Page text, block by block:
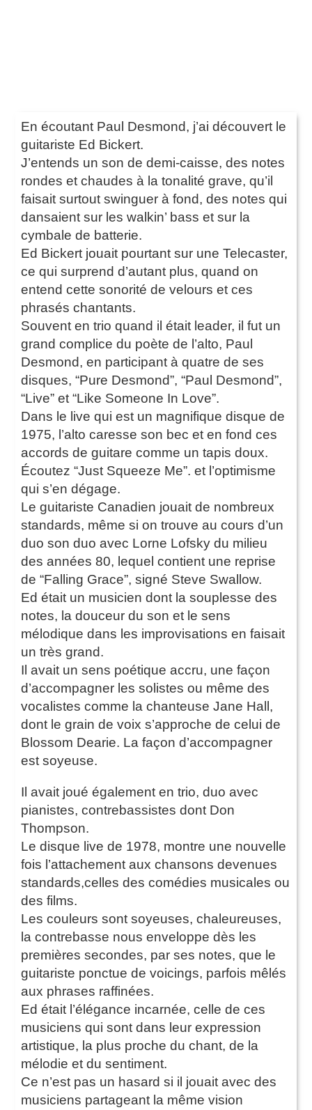
En écoutant Paul Desmond, j’ai découvert le
guitariste Ed Bickert.
J’entends un son de demi-caisse, des notes
rondes et chaudes à la tonalité grave, qu’il
faisait surtout swinguer à fond, des notes qui
dansaient sur les walkin’ bass et sur la
cymbale de batterie.
Ed Bickert jouait pourtant sur une Telecaster,
ce qui surprend d’autant plus, quand on
entend cette sonorité de velours et ces
phrasés chantants.
Souvent en trio quand il était leader, il fut un
grand complice du poète de l’alto, Paul
Desmond, en participant à quatre de ses
disques, “Pure Desmond”, “Paul Desmond”,
“Live” et “Like Someone In Love”.
Dans le live qui est un magnifique disque de
1975, l’alto caresse son bec et en fond ces
accords de guitare comme un tapis doux.
Écoutez “Just Squeeze Me”. et l’optimisme
qui s’en dégage.
Le guitariste Canadien jouait de nombreux
standards, même si on trouve au cours d’un
duo son duo avec Lorne Lofsky du milieu
des années 80, lequel contient une reprise
de “Falling Grace”, signé Steve Swallow.
Ed était un musicien dont la souplesse des
notes, la douceur du son et le sens
mélodique dans les improvisations en faisait
un très grand.
Il avait un sens poétique accru, une façon
d’accompagner les solistes ou même des
vocalistes comme la chanteuse Jane Hall,
dont le grain de voix s’approche de celui de
Blossom Dearie. La façon d’accompagner
est soyeuse.
Il avait joué également en trio, duo avec
pianistes, contrebassistes dont Don
Thompson.
Le disque live de 1978, montre une nouvelle
fois l’attachement aux chansons devenues
standards,celles des comédies musicales ou
des films.
Les couleurs sont soyeuses, chaleureuses,
la contrebasse nous enveloppe dès les
premières secondes, par ses notes, que le
guitariste ponctue de voicings, parfois mêlés
aux phrases raffinées.
Ed était l’élégance incarnée, celle de ces
musiciens qui sont dans leur expression
artistique, la plus proche du chant, de la
mélodie et du sentiment.
Ce n’est pas un hasard si il jouait avec des
musiciens partageant la même vision